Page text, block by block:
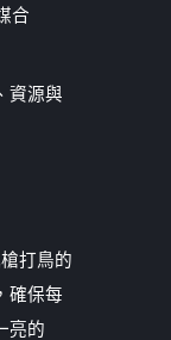
合
資源與
打鳥的
確保每
亮的